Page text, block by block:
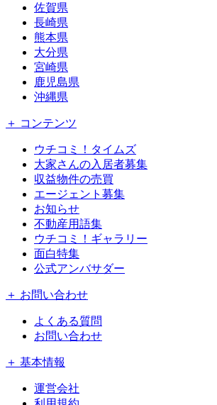
佐賀県
長崎県
熊本県
大分県
宮崎県
鹿児島県
沖縄県
＋ コンテンツ
ウチコミ！タイムズ
大家さんの入居者募集
収益物件の売買
エージェント募集
お知らせ
不動産用語集
ウチコミ！ギャラリー
面白特集
公式アンバサダー
＋ お問い合わせ
よくある質問
お問い合わせ
＋ 基本情報
運営会社